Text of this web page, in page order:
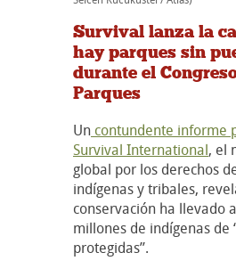
Survival lanza la
hay parques sin
durante el
Parques
Un contundente informe
Survival International, el
global por los derechos
indígenas y tribales,
conservación ha llevado
millones de indígenas de
protegidas”.